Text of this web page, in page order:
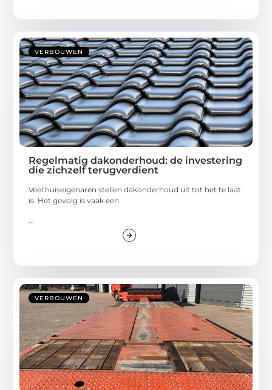
VERBOUWEN
Regelmatig dakonderhoud: de investering
die zichzelf terugverdient
Veel huiseigenaren stellen dakonderhoud uit tot het te laat
is. Het gevolg is vaak een
...
VERBOUWEN